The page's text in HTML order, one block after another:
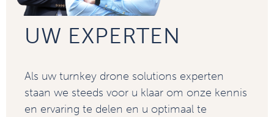
UW EXPERTEN
Als uw turnkey drone solutions experten
staan we steeds voor u klaar om onze kennis
en ervaring te delen en u optimaal te